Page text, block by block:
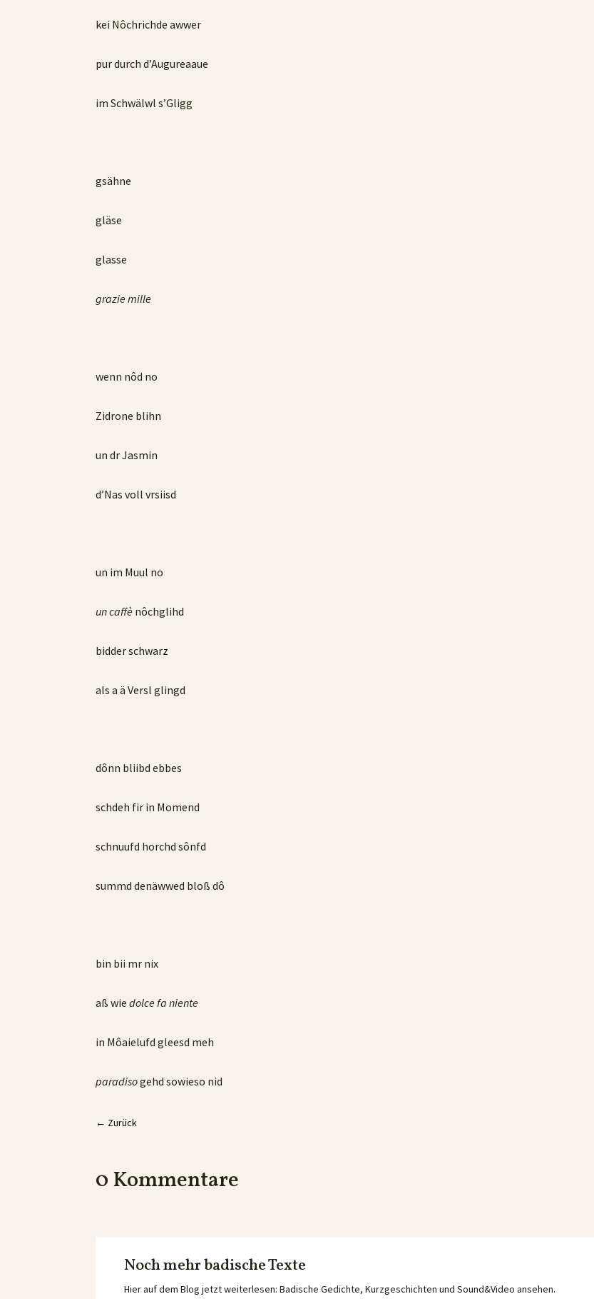
kei Nôchrichde awwer
pur durch d’Augureaaue
im Schwälwl s’Gligg
gsähne
gläse
glasse
grazie mille
wenn nôd no
Zidrone blihn
un dr Jasmin
d’Nas voll vrsiisd
un im Muul no
un caffè nôchglihd
bidder schwarz
als a ä Versl glingd
dônn bliibd ebbes
schdeh fir in Momend
schnuufd horchd sônfd
summd denäwwed bloß dô
bin bii mr nix
aß wiedolce fa niente
in Môaielufd gleesd meh
paradisogehd sowieso nid
← Zurück
0 Kommentare
Noch mehr badische Texte
Hier auf dem Blog jetzt weiterlesen: Badische Gedichte, Kurzgeschichten und Sound&Video ansehen.